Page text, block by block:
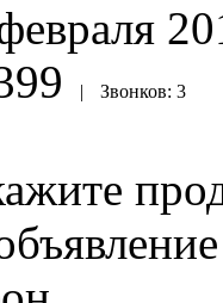
| Звонков: 3